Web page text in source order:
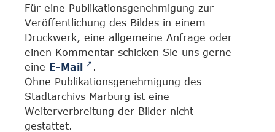
Für eine Publikationsgenehmigung zur
Veröffentlichung des Bildes in einem
Druckwerk, eine allgemeine Anfrage oder
einen Kommentar schicken Sie uns gerne
eine E-Mail
.
Ohne Publikationsgenehmigung des
Stadtarchivs Marburg ist eine
Weiterverbreitung der Bilder nicht
gestattet.